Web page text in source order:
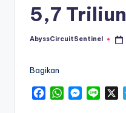
5,7 Triliun
Posted
AbyssCircuitSentinel
Bagikan
W
M
X